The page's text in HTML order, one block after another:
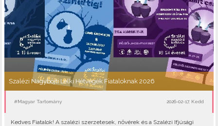
Szalézi Nagyböjti Lelki Hétvégék Fiataloknak 2026
#Magyar Tartomány 2026-02-17, Kedd
Kedves Fiatalok! A szalézi szerzetesek, nővérek és a Szalézi Ifjúsági